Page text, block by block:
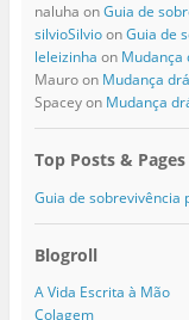
naluha onGuia de
silvioSilvioonGuia de
leleizinha on Mudança
Mauroon Mudança
Spaceyon Mudança
Top Posts & Pages
Guia de sobrevivência
Blogroll
A Vida Escrita à Mão
Colagem